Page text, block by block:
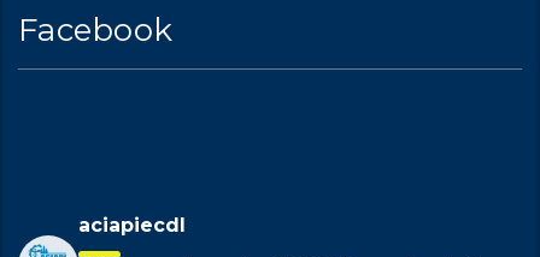
Facebook
aciapiecdl